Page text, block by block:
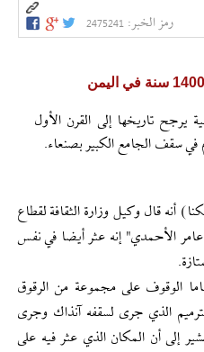
رمز الخبر: 2475241
يرجح تاريخها إلى القرن الأول
في سقف الجامع الكبير بصنعاء.
أنه قال وكيل وزارة الثقافة لقطاع
الأحمدي" إنه عثر أيضا في نفس
الوقوف على مجموعة من الرقوق
الترميم الذي جرى لسقفه آنذاك وجرى
إلى أن المكان الذي عثر فيه على